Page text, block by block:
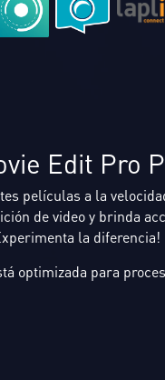
Edit Pro
películas a la
de video y brinda
la diferencia!
optimizada para
musicales con
profesional
optimizada para